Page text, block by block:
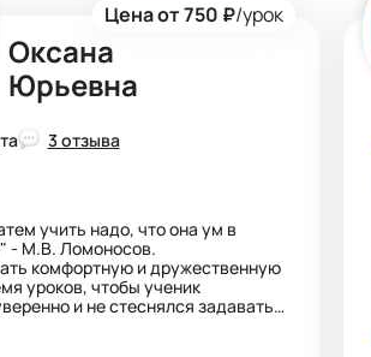
Оксана
Юрьевна
Цена от 750 ₽/урок
3 отзыва
учить надо, что она ум в
- М.В. Ломоносов.
комфортную и дружественную
уроков, чтобы ученик
и не стеснялся задавать
различные подходы и методы
к индивидуальным